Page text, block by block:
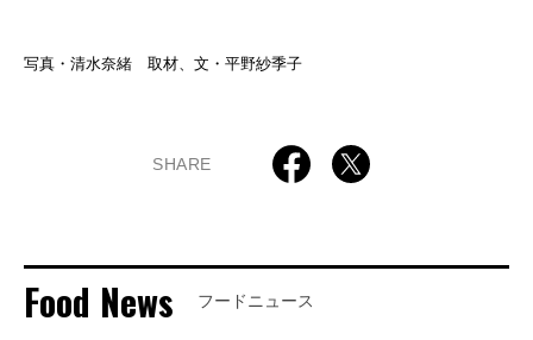
写真・清水奈緒 取材、文・平野紗季子
SHARE
Food News フードニュース